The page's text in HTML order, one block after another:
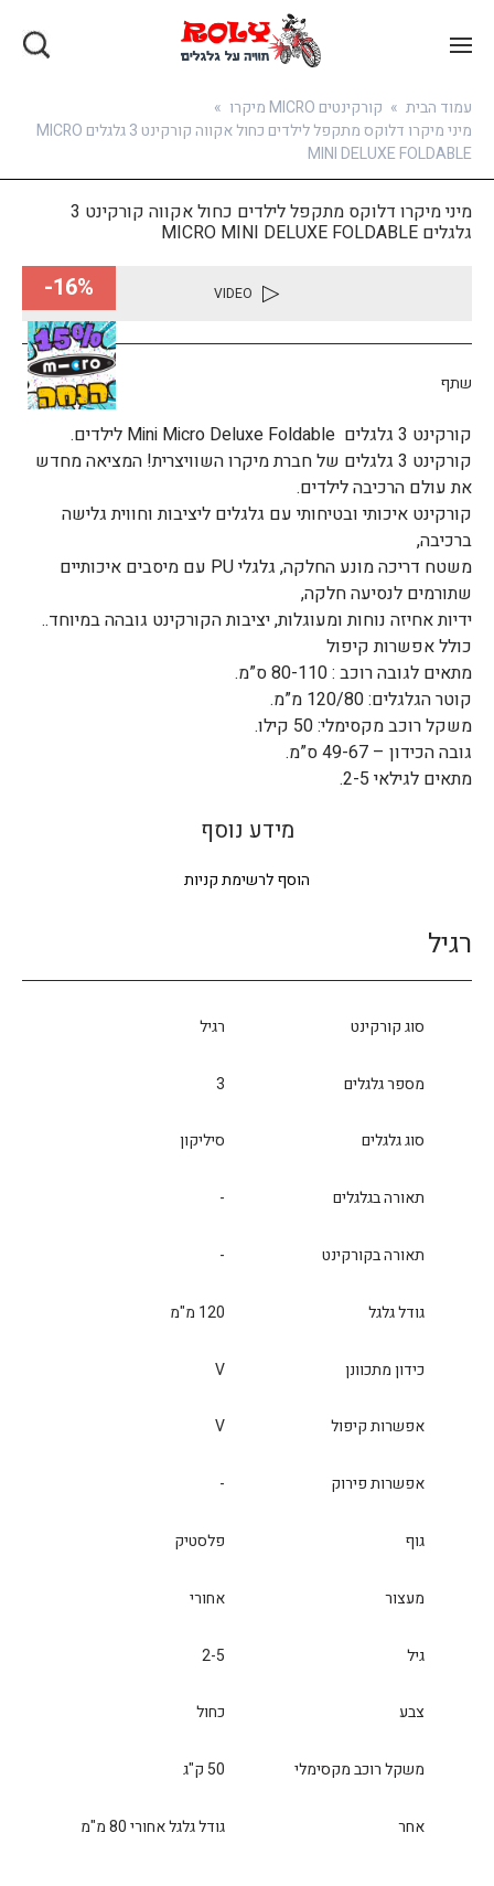
בואו להירשם
עמוד הבית » קורקינטים MICRO מיקרו
»
מיני מיקרו דלוקס מתקפל לילדים כחול אקווה קורקינט 3 גלגלים MICRO
MINI DELUXE FOLDABLE
מיני מיקרו דלוקס מתקפל לילדים כחול אקווה קורקינט 3
גלגלים MICRO MINI DELUXE FOLDABLE
16%-
שתף
קורקינט 3 גלגלים Mini Micro Deluxe Foldable לילדים.
קורקינט 3 גלגלים של חברת מיקרו השוויצרית! המציאה מחדש
את עולם הרכיבה לילדים.
קורקינט איכותי ובטיחותי עם גלגלים ליציבות וחווית גלישה
ברכיבה,
משטח דריכה מונע החלקה, גלגלי PU עם מיסבים איכותיים
שתורמים לנסיעה חלקה,
ידיות אחיזה נוחות ומעוגלות, יציבות הקורקינט גובהה במיוחד..
כולל אפשרות קיפול
מתאים לגובה רוכב : 80-110 ס”מ.
קוטר הגלגלים: 120/80 מ”מ.
משקל רוכב מקסימלי: 50 קילו.
גובה הכידון – 49-67 ס”מ.
מתאים לגילאי 2-5.
מידע נוסף
הוסף לרשימת קניות
רגיל
סוג קורקינט רגיל
מספר גלגלים 3
סוג גלגלים סיליקון
תאורה בגלגלים -
תאורה בקורקינט -
גודל גלגל 120 מ"מ
כידון מתכוונן V
אפשרות קיפול V
אפשרות פירוק -
גוף פלסטיק
מעצור אחורי
גיל 2-5
צבע כחול
משקל רוכב מקסימלי 50 ק"ג
אחר גודל גלגל אחורי 80 מ"מ